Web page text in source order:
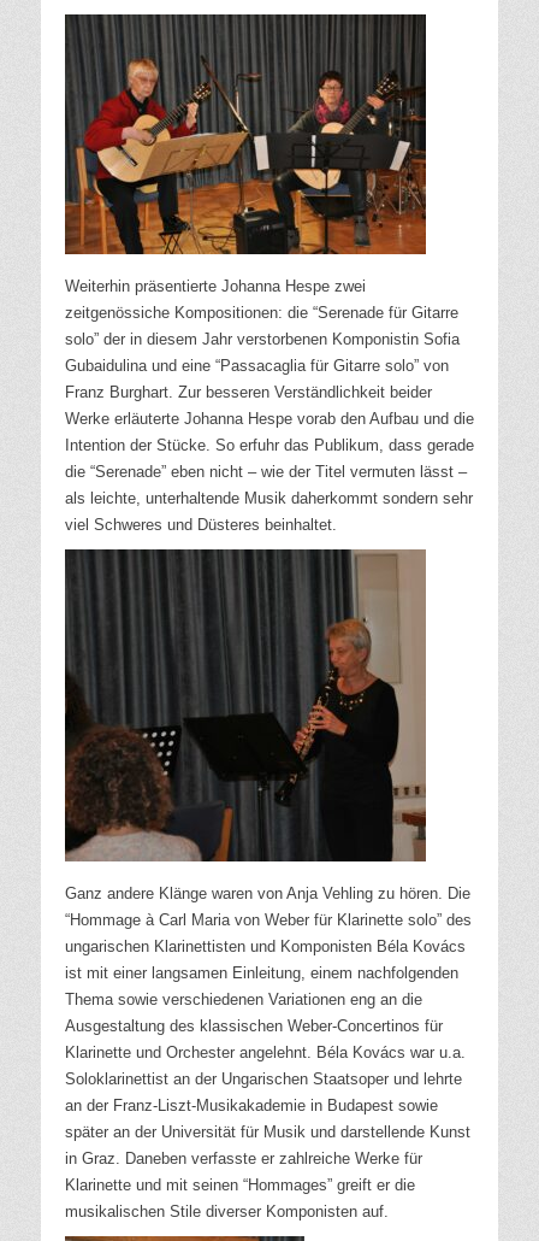
Weiterhin präsentierte Johanna Hespe zwei
zeitgenössiche Kompositionen: die “Serenade für Gitarre
solo” der in diesem Jahr verstorbenen Komponistin Sofia
Gubaidulina und eine “Passacaglia für Gitarre solo” von
Franz Burghart. Zur besseren Verständlichkeit beider
Werke erläuterte Johanna Hespe vorab den Aufbau und die
Intention der Stücke. So erfuhr das Publikum, dass gerade
die “Serenade” eben nicht – wie der Titel vermuten lässt –
als leichte, unterhaltende Musik daherkommt sondern sehr
viel Schweres und Düsteres beinhaltet.
Ganz andere Klänge waren von Anja Vehling zu hören. Die
“Hommage à Carl Maria von Weber für Klarinette solo” des
ungarischen Klarinettisten und Komponisten Béla Kovács
ist mit einer langsamen Einleitung, einem nachfolgenden
Thema sowie verschiedenen Variationen eng an die
Ausgestaltung des klassischen Weber-Concertinos für
Klarinette und Orchester angelehnt. Béla Kovács war u.a.
Soloklarinettist an der Ungarischen Staatsoper und lehrte
an der Franz-Liszt-Musikakademie in Budapest sowie
später an der Universität für Musik und darstellende Kunst
in Graz. Daneben verfasste er zahlreiche Werke für
Klarinette und mit seinen “Hommages” greift er die
musikalischen Stile diverser Komponisten auf.